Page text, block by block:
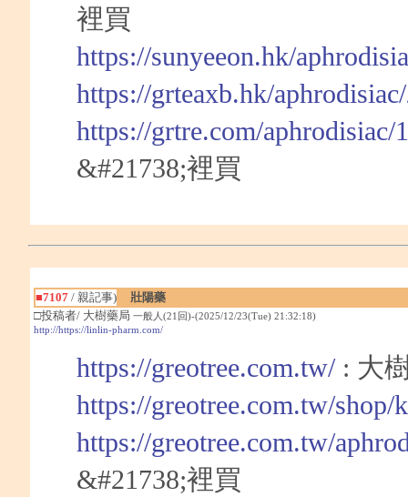
裡買
https://sunyeeon.hk/
https://grteaxb.hk/
https://grtre.com/aphrodisiac/
&#21738;裡買
■7107/ 親記事)
壯陽藥
□投稿者/ 大樹藥局 一般人(21回)-(2025/12/23(Tue) 21:32:18)
http://https://linlin-pharm.com/
https://greotree.com.tw/: 大
https://greotree.com.tw/shop/
https://greotree.com.tw/
&#21738;裡買